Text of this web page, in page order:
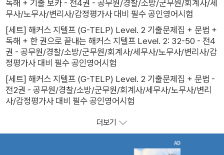
독해 + 기출 보카 - 전4권 - 공무원/경찰/소방/군무원/회계사/세
무사/노무사/변리사/감정평가사 대비 필수 공인영어시험
[세트] 해커스 지텔프 (G-TELP) Level. 2 기출문제집 + 문법 +
독해 + 한 권으로 끝내는 해커스 지텔프 Level. 2: 32-50 - 전4
권 - 공무원/경찰/소방/군무원/회계사/세무사/노무사/변리사/감
정평가사 대비 필수 공인영어시험
[세트] 해커스 지텔프 (G-TELP) Level. 2 기출문제집 + 문법 -
전2권 - 공무원/경찰/소방/군무원/회계사/세무사/노무사/변리
사/감정평가사 대비 필수 공인영어시험
더보기